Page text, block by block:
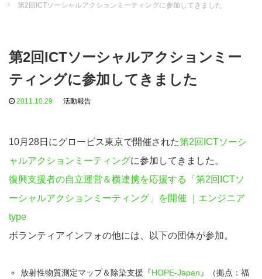
第2回ICTソーシャルアクションミーティングに参加してきました
第2回ICTソーシャルアクションミー
ティングに参加してきました
2011.10.29 活動報告
10月28日にグロービス東京で開催された第2回ICTソーシ
ャルアクションミーティングに参加してきました。
復興支援者の自立運営＆横連携を応援する「第2回ICTソ
ーシャルアクションミーティング」を開催 ｜エンジニア
type
ボランティアインフォの他には、以下の団体が参加。
放射性物質測定マップ＆除染支援『HOPE-Japan 』（拠点：福